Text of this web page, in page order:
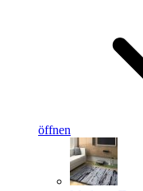
öffnen